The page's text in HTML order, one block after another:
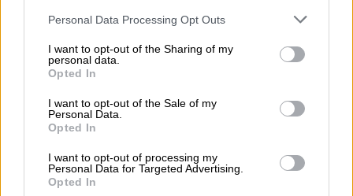
Personal Data Processing Opt Outs
I want to opt-out of the Sharing of my
personal data.
Opted In
I want to opt-out of the Sale of my
Personal Data.
Opted In
I want to opt-out of processing my
Personal Data for Targeted Advertising.
Opted In
Diego Bastarrica es Senior Editor y Head of
Content en Digital Trends en Español,
donde lidera la estrategia editorial, SEO…
Topics